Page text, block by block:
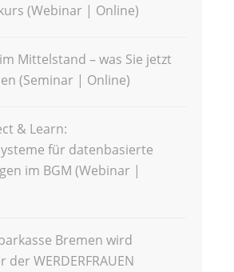
(Webinar | Online)
Mittelstand – was Sie jetzt
(Seminar | Online)
& Learn:
für datenbasierte
im BGM (Webinar |
Bremen wird
WERDERFRAUEN